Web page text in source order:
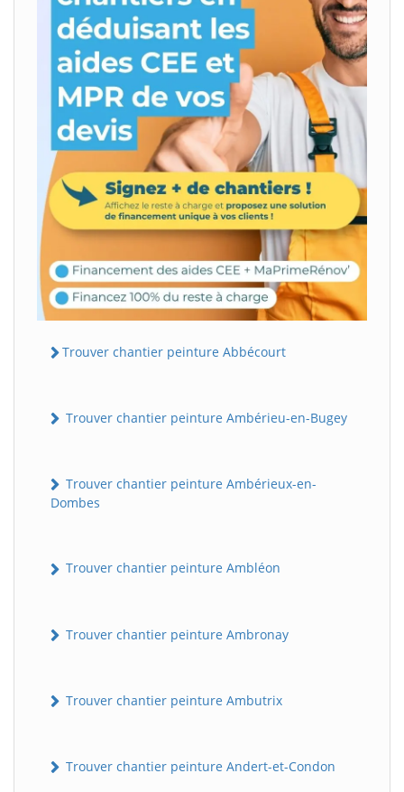
Trouver chantier peinture Abbécourt
Trouver chantier peinture Ambérieu-en-Bugey
Trouver chantier peinture Ambérieux-en-
Dombes
Trouver chantier peinture Ambléon
Trouver chantier peinture Ambronay
Trouver chantier peinture Ambutrix
Trouver chantier peinture Andert-et-Condon